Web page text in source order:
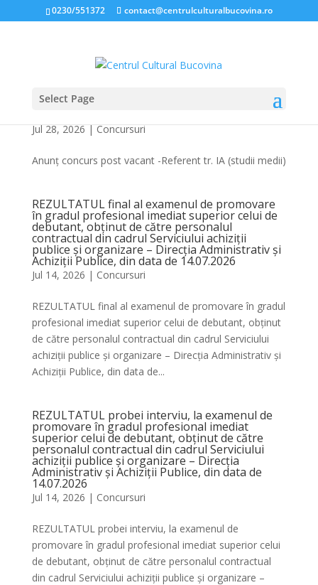
0230/551372 contact@centrulculturalbucovina.ro
Select Page
Anunț concurs post vacant -Referent tr. IA
Jul 28, 2026|Concursuri
Anunț concurs post vacant -Referent tr. IA (studii medii)
REZULTATUL final al examenul de promovare
în gradul profesional imediat superior celui de
debutant, obținut de către personalul
contractual din cadrul Serviciului achiziții
publice și organizare – Direcția Administrativ și
Achiziții Publice, din data de 14.07.2026
Jul 14, 2026 | Concursuri
REZULTATUL final al examenul de promovare în gradul
profesional imediat superior celui de debutant, obținut
de către personalul contractual din cadrul Serviciului
achiziții publice și organizare – Direcția Administrativ și
Achiziții Publice, din data de...
REZULTATUL probei interviu, la examenul de
promovare în gradul profesional imediat
superior celui de debutant, obținut de către
personalul contractual din cadrul Serviciului
achiziții publice și organizare – Direcția
Administrativ și Achiziții Publice, din data de
14.07.2026
Jul 14, 2026 | Concursuri
REZULTATUL probei interviu, la examenul de
promovare în gradul profesional imediat superior celui
de debutant, obținut de către personalul contractual
din cadrul Serviciului achiziții publice și organizare –